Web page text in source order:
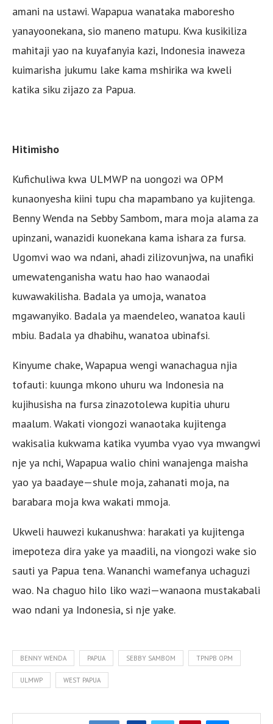
amani na ustawi. Wapapua wanataka maboresho
yanayoonekana, sio maneno matupu. Kwa kusikiliza
mahitaji yao na kuyafanyia kazi, Indonesia inaweza
kuimarisha jukumu lake kama mshirika wa kweli
katika siku zijazo za Papua.
Hitimisho
Kufichuliwa kwa ULMWP na uongozi wa OPM
kunaonyesha kiini tupu cha mapambano ya kujitenga.
Benny Wenda na Sebby Sambom, mara moja alama za
upinzani, wanazidi kuonekana kama ishara za fursa.
Ugomvi wao wa ndani, ahadi zilizovunjwa, na unafiki
umewatenganisha watu hao hao wanaodai
kuwawakilisha. Badala ya umoja, wanatoa
mgawanyiko. Badala ya maendeleo, wanatoa kauli
mbiu. Badala ya dhabihu, wanatoa ubinafsi.
Kinyume chake, Wapapua wengi wanachagua njia
tofauti: kuunga mkono uhuru wa Indonesia na
kujihusisha na fursa zinazotolewa kupitia uhuru
maalum. Wakati viongozi wanaotaka kujitenga
wakisalia kukwama katika vyumba vyao vya mwangwi
nje ya nchi, Wapapua walio chini wanajenga maisha
yao ya baadaye—shule moja, zahanati moja, na
barabara moja kwa wakati mmoja.
Ukweli hauwezi kukanushwa: harakati ya kujitenga
imepoteza dira yake ya maadili, na viongozi wake sio
sauti ya Papua tena. Wananchi wamefanya uchaguzi
wao. Na chaguo hilo liko wazi—wanaona mustakabali
wao ndani ya Indonesia, si nje yake.
BENNY WENDA PAPUA SEBBY SAMBOM TPNPB OPM
ULMWP WEST PAPUA